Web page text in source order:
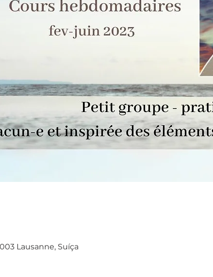
Lausanne, Suíça